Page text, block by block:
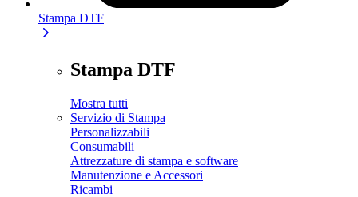
Stampa DTF
Stampa DTF
Mostra tutti
Servizio di Stampa
Personalizzabili
Consumabili
Attrezzature di stampa e software
Manutenzione e Accessori
Ricambi